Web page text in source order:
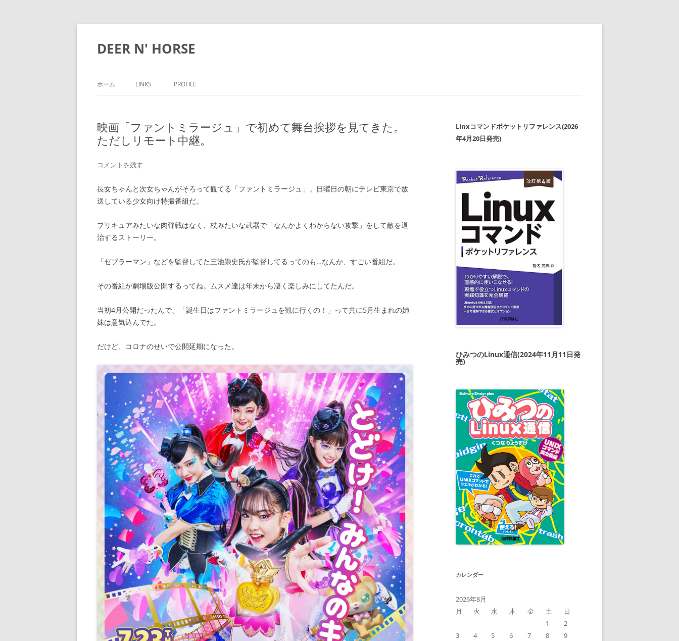
DEER N' HORSE
キ
ッ
ホーム LINKS PROFILE
映画「ファントミラージュ」で初めて舞台挨拶を見てきた。
ただしリモート中継。
コメントを残す
長女ちゃんと次女ちゃんがそろって観てる「ファントミラージュ」。日曜日の朝にテレビ東京で放
送している少女向け特撮番組だ。
プリキュアみたいな肉弾戦はなく、杖みたいな武器で「なんかよくわからない攻撃」をして敵を退
治するストーリー。
「ゼブラーマン」などを監督してた三池崇史氏が監督してるってのも…なんか、すごい番組だ。
その番組が劇場版公開するってね。ムスメ達は年末から凄く楽しみにしてたんだ。
当初4月公開だったんで、「誕生日はファントミラージュを観に行くの！」って共に5月生まれの姉
妹は意気込んでた。
だけど、コロナのせいで公開延期になった。
Linxコマンドポケットリファレンス(2026
年4月20日発売)
ひみつのLinux通信(2024年11月11日発
売)
カレンダー
2026年8月
月
火 水 木 金 土
日
1
2
3
4 5 6 7 8
9